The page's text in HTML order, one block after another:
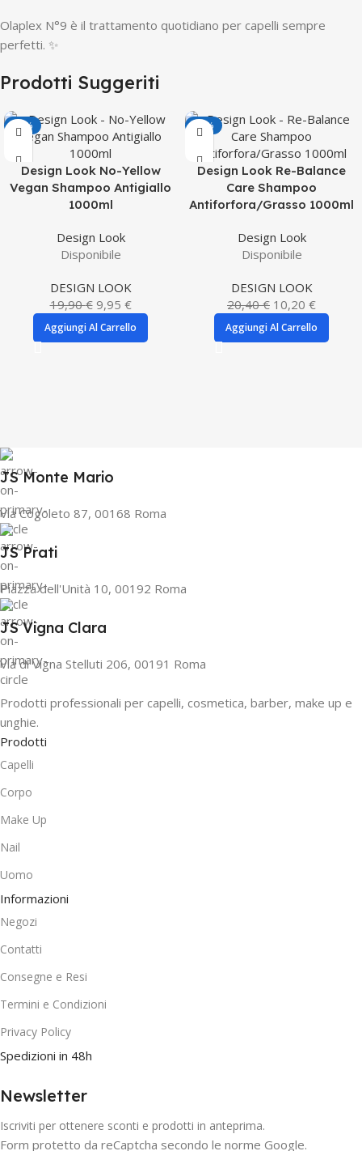
Olaplex N°9 è il trattamento quotidiano per capelli sempre
perfetti. ✨
Prodotti Suggeriti
-50%
Design Look No-Yellow
Vegan Shampoo Antigiallo
1000ml
Design Look
Disponibile
DESIGN LOOK
19,90€ 9,95 €
Aggiungi Al Carrello
-50%
Design Look Re-Balance
Care Shampoo
Antiforfora/Grasso 1000ml
Design Look
Disponibile
DESIGN LOOK
20,40€ 10,20 €
Aggiungi Al Carrello
JS Monte Mario
Via Cogoleto 87, 00168 Roma
JS Prati
Piazza dell'Unità 10, 00192 Roma
JS Vigna Clara
Via di Vigna Stelluti 206, 00191 Roma
Prodotti professionali per capelli, cosmetica, barber, make up e
unghie.
Prodotti
Capelli
Corpo
Make Up
Nail
Uomo
Informazioni
Negozi
Contatti
Consegne e Resi
Termini e Condizioni
Privacy Policy
Spedizioni in 48h
Newsletter
Iscriviti per ottenere sconti e prodotti in anteprima.
Form protetto da reCaptcha secondo le norme Google.